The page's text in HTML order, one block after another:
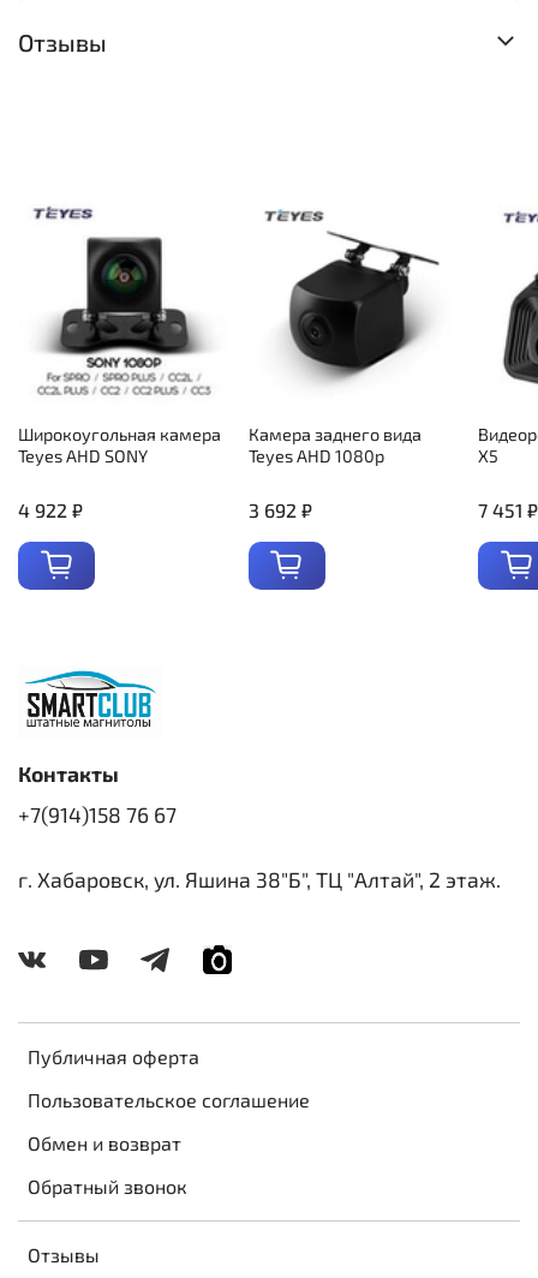
Отзывы
Широкоугольная камера
Teyes AHD SONY
4 922 ₽
Камера заднего вида
Teyes AHD 1080p
3 692 ₽
X5
7 451 ₽
Публичная оферта
Пользовательское соглашение
Обмен и возврат
Обратный звонок
Отзывы
Контакты
+7(914)158 76 67
г. Хабаровск, ул. Яшина 38"Б", ТЦ "Алтай", 2 этаж.